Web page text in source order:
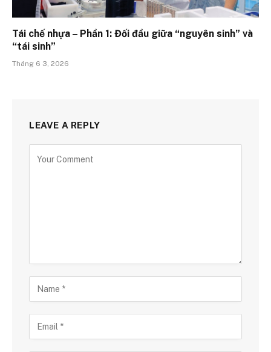
Tái chế nhựa – Phần 1: Đối đầu giữa “nguyên sinh” và
“tái sinh”
Tháng 6 3, 2026
LEAVE A REPLY